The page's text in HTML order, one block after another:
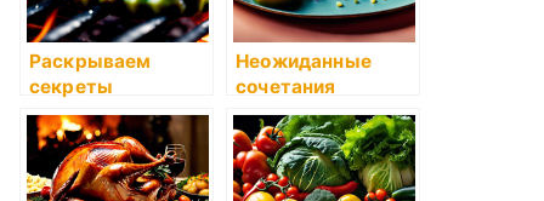
Раскрываем
секреты
идеального
жареного мяса
или рыбы
Неожиданные
сочетания
продуктов:
секреты
гастрономических
открытий